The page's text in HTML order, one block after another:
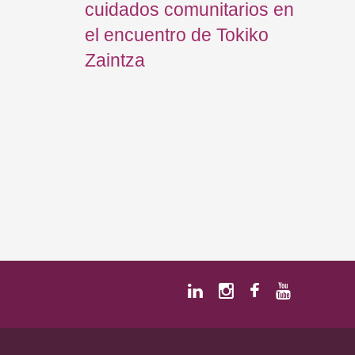
cuidados comunitarios en
el encuentro de Tokiko
Zaintza